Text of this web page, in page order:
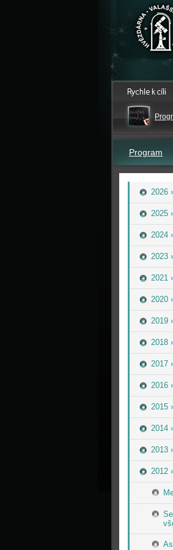
Program
2026
2025
2024
2023
2021
2020
2019
2018
2017
2016
2015
2014
2013
2012